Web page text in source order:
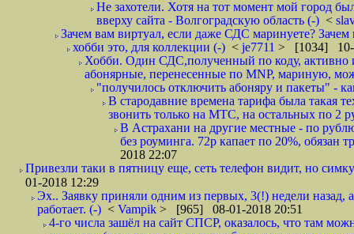
Не захотели. Хотя на тот момент мой город
вверху сайта - Волгоградскую область (-) <
Зачем вам виртуал, если даже СДС маринуете?
хобби это, для коллекции (-) < je7711 > [1034] 10-
Хобби. Один СДС,полученный по коду, активно
абонярные, перенесенные по MNP, мариную,
"получилось отключить абоняру и пакеты" -
В стародавние времена тарифа была такая
звонить только на МТС, на остальных по 2
В Астрахани на другие местные - по
без роуминга. 72р капает по 20%, обязан
2018 22:07
Привезли таки в пятницу еще, сеть телефон видит, но
01-2018 12:29
Эх.. Заявку приняли одним из первых, 3(!) недели назад,
работает. (-) < Vampik > [965] 08-01-2018 20:51
4-го числа зашёл на сайт СПСР, оказалось, что там